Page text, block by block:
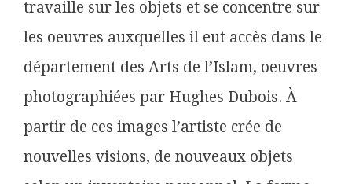
travaille sur les objets et se concentre sur
les oeuvres auxquelles il eut accès dans le
département des Arts de l’Islam, oeuvres
photographiées par Hughes Dubois. À
partir de ces images l’artiste crée de
nouvelles visions, de nouveaux objets